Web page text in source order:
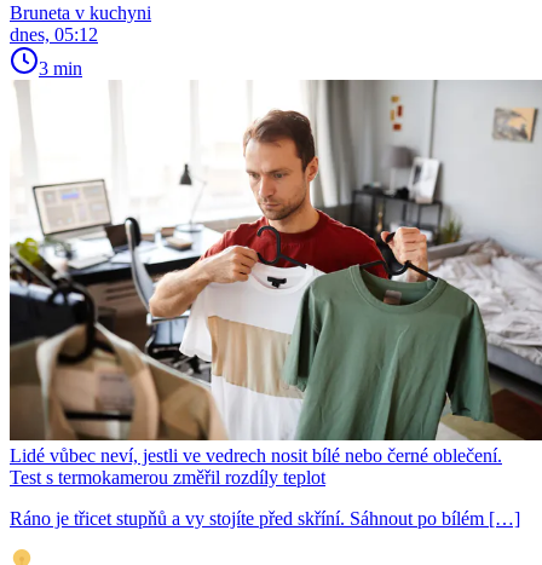
Bruneta v kuchyni
dnes, 05:12
3 min
Lidé vůbec neví, jestli ve vedrech nosit bílé nebo černé oblečení.
Test s termokamerou změřil rozdíly teplot
Ráno je třicet stupňů a vy stojíte před skříní. Sáhnout po bílém […]